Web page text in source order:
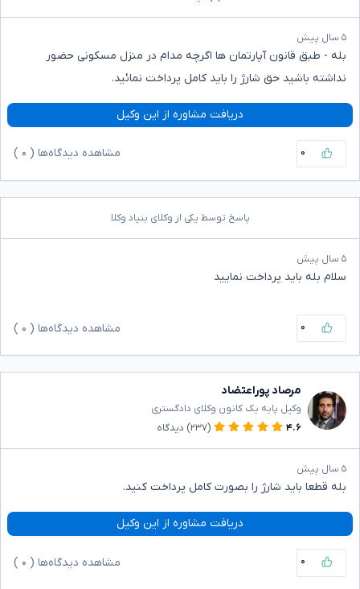
۵ سال پیش
بله - طبق قانون آپارتمان ها اگرچه مدام در منزل مسکونی حضور
نداشته باشید حق شارژ را باید کامل پرداخت نمائید.
دریافت مشاوره از این وکیل
۰ مشاهده دیدگاه‌ها ( ۰
پاسخ توسط یکی از وکلای بنیاد وکلا
۵ سال پیش
سلام بله باید پرداخت نمایید
۰ مشاهده دیدگاه‌ها ( ۰
مرصاد پوراعتضاد
وکیل پایه یک کانون وکلای دادگستری
۴.۶
(۲۳۷) دیدگاه
۵ سال پیش
بله قطعا باید شارژ را بصورت کامل پرداخت کنید.
دریافت مشاوره از این وکیل
۰ مشاهده دیدگاه‌ها ( ۰